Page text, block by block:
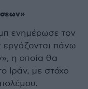
ενημέρωσε τον
εργάζονται πάνω
η οποία θα
Ιράν, με στόχο